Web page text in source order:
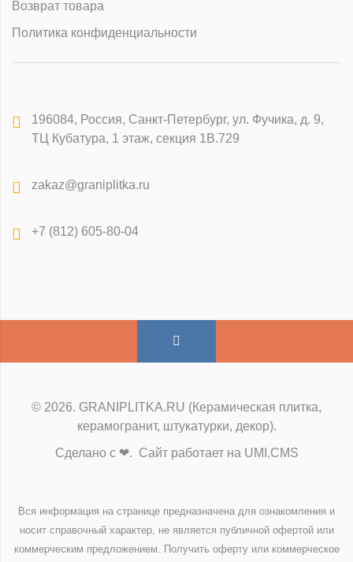
Возврат товара
Политика конфиденциальности
196084, Россия, Санкт-Петербург, ул. Фучика, д. 9,
ТЦ Кубатура, 1 этаж, секция 1В.729
zakaz@graniplitka.ru
+7 (812) 605-80-04
© 2026. GRANIPLITKA.RU (Керамическая плитка,
керамогранит, штукатурки, декор).
Сделано с ❤. Сайт работает на UMI.CMS
Вся информация на странице предназначена для ознакомления и
носит справочный характер, не является публичной офертой или
коммерческим предложением. Получить оферту или коммерческое